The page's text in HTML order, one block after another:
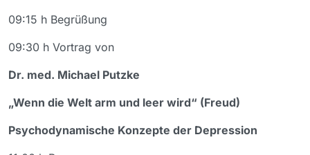
09:15 h Begrüßung
09:30 h Vortrag von
Dr. med. Michael Putzke
„Wenn die Welt arm und leer wird“ (Freud)
Psychodynamische Konzepte der Depression